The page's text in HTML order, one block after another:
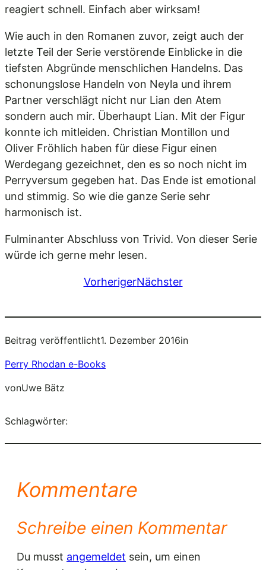
reagiert schnell. Einfach aber wirksam!
Wie auch in den Romanen zuvor, zeigt auch der
letzte Teil der Serie verstörende Einblicke in die
tiefsten Abgründe menschlichen Handelns. Das
schonungslose Handeln von Neyla und ihrem
Partner verschlägt nicht nur Lian den Atem
sondern auch mir. Überhaupt Lian. Mit der Figur
konnte ich mitleiden. Christian Montillon und
Oliver Fröhlich haben für diese Figur einen
Werdegang gezeichnet, den es so noch nicht im
Perryversum gegeben hat. Das Ende ist emotional
und stimmig. So wie die ganze Serie sehr
harmonisch ist.
Fulminanter Abschluss von Trivid. Von dieser Serie
würde ich gerne mehr lesen.
VorherigerNächster
Beitrag veröffentlicht1. Dezember 2016in
Perry Rhodan e-Books
vonUwe Bätz
Schlagwörter:
Kommentare
Schreibe einen Kommentar
Du musst angemeldet sein, um einen